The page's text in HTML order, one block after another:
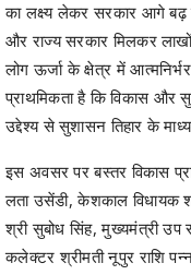
का लक्ष्य लेकर सरकार आगे बढ़
और राज्य सरकार मिलकर लाखों
लोग ऊर्जा के क्षेत्र में
प्राथमिकता है कि विकास और
उद्देश्य से सुशासन तिहार के
इस अवसर पर बस्तर विकास
लता उसेंडी, केशकाल विधायक
श्री सुबोध सिंह, मुख्यमंत्री
कलेक्टर श्रीमती नूपुर राशि